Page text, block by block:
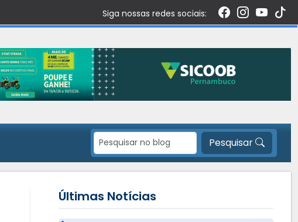
Siga nossas redes sociais:
Pesquisar
Últimas Notícias